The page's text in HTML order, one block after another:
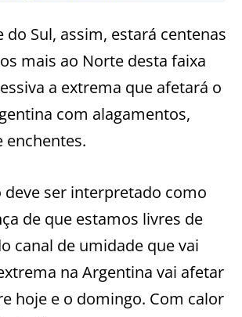
do Sul, assim, estará centenas
mais ao Norte desta faixa
a extrema que afetará o
com alagamentos,
enchentes.
deve ser interpretado como
de que estamos livres de
canal de umidade que vai
na Argentina vai afetar
hoje e o domingo. Com calor